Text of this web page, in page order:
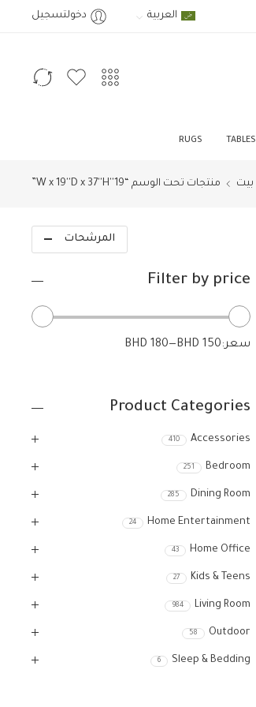
العربية دخولتسجيل
TABLES
RUGS
بيت منتجات تحت الوسم “19''W x 19''D x 37''H”
المرشحات
Filter by price
سعر:BHD 150
—
BHD 180
Product Categories
Accessories
410
Bedroom
251
Dining Room
285
Home Entertainment
24
Home Office
43
Kids & Teens
27
Living Room
984
Outdoor
58
Sleep & Bedding
6